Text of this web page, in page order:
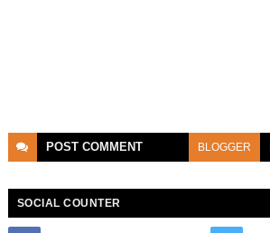
POST COMMENT BLOGGER
SOCIAL COUNTER